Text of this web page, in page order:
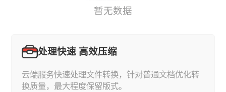
暂无数据
处理快速 高效压缩
云端服务快速处理文件转换，针对普通文档优化转
换质量，最大程度保留版式。